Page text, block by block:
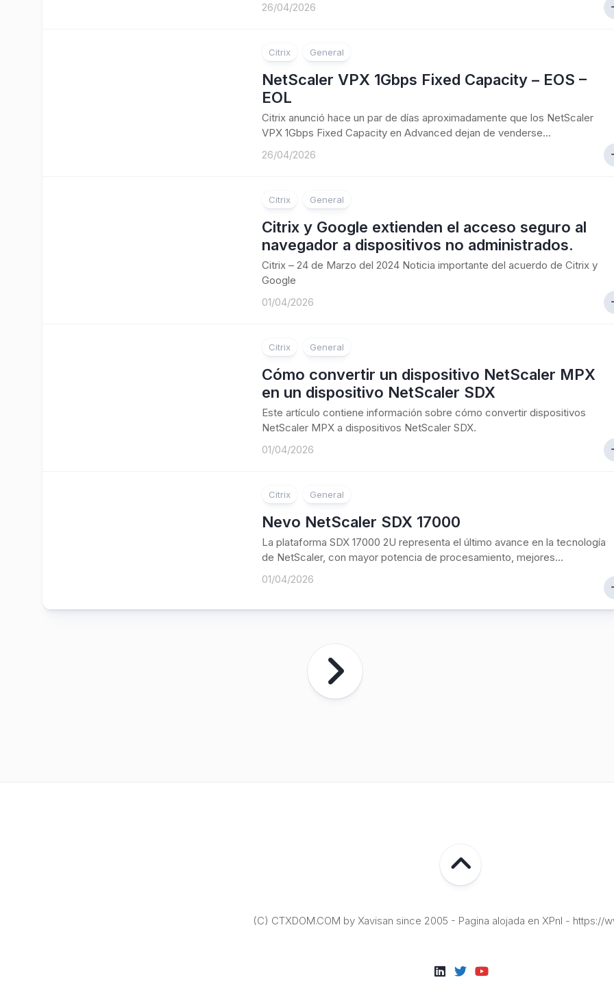
26/04/2026
Citrix General
NetScaler VPX 1Gbps Fixed Capacity – EOS –
EOL
Citrix anunció hace un par de días aproximadamente que los NetScaler
VPX 1Gbps Fixed Capacity en Advanced dejan de venderse...
26/04/2026
Citrix General
Citrix y Google extienden el acceso seguro al
navegador a dispositivos no administrados.
Citrix – 24 de Marzo del 2024 Noticia importante del acuerdo de Citrix y
Google
01/04/2026
Citrix General
Cómo convertir un dispositivo NetScaler MPX
en un dispositivo NetScaler SDX
Este artículo contiene información sobre cómo convertir dispositivos
NetScaler MPX a dispositivos NetScaler SDX.
01/04/2026
Citrix General
Nevo NetScaler SDX 17000
La plataforma SDX 17000 2U representa el último avance en la tecnología
de NetScaler, con mayor potencia de procesamiento, mejores...
01/04/2026
(C) CTXDOM.COM by Xavisan since 2005 - Pagina alojada en XPnI - https://